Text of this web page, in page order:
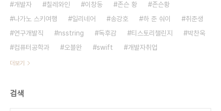
개발자
칠레와인 이창동 존슨 황
존슨황
나가노 스키여행
일리네어 송강호 하 준 숴이
취준생
연구개발직
nsstring 독후감 티스토리챌린지
박찬욱
컴퓨터공학과
오블완 swift 개발자취업
더보기
검색